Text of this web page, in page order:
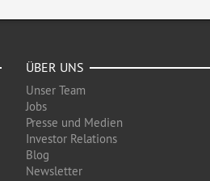
ÜBER UNS
Unser Team
Jobs
Presse und Medien
Investor Relations
Blog
Newsletter